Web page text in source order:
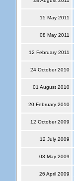
15 May 2011
08 May 2011
12 February 2011
24 October 2010
01 August 2010
20 February 2010
12 October 2009
12 July 2009
03 May 2009
26 April 2009